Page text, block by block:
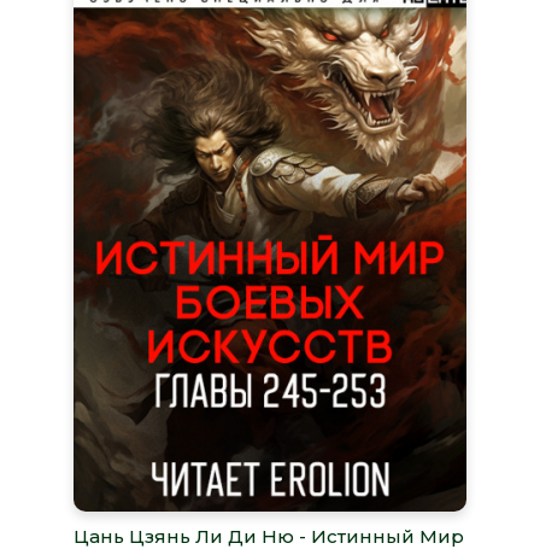
Цань Цзянь Ли Ди Ню - Истинный Мир